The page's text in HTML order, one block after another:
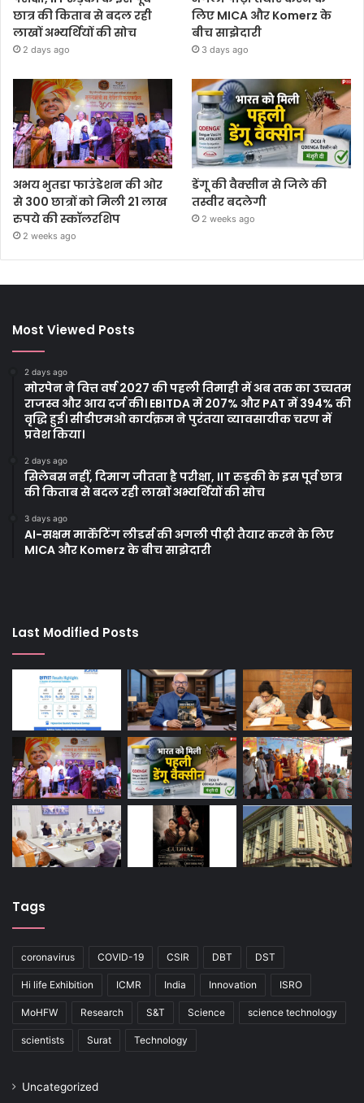
छात्र की किताब से बदल रही
लाखों अभ्यर्थियों की सोच
2 days ago
लिए MICA और Komerz के
बीच साझेदारी
3 days ago
अभय भुतडा फाउंडेशन की ओर
से 300 छात्रों को मिली 21 लाख
रुपये की स्कॉलरशिप
2 weeks ago
डेंगू की वैक्सीन से जिले की
तस्वीर बदलेगी
2 weeks ago
Most Viewed Posts
2 days ago
मोरपेन ने वित्त वर्ष 2027 की पहली तिमाही में अब तक का उच्चतम
राजस्व और आय दर्ज की। EBITDA में 207% और PAT में 394% की
वृद्धि हुई। सीडीएमओ कार्यक्रम ने पुरंतया व्यावसायीक चरण में
प्रवेश किया।
2 days ago
सिलेबस नहीं, दिमाग जीतता है परीक्षा, IIT रुड़की के इस पूर्व छात्र
की किताब से बदल रही लाखों अभ्यर्थियों की सोच
3 days ago
AI-सक्षम मार्केटिंग लीडर्स की अगली पीढ़ी तैयार करने के लिए
MICA और Komerz के बीच साझेदारी
Last Modified Posts
Tags
coronavirus COVID-19 CSIR DBT DST
Hi life Exhibition ICMR India Innovation ISRO
MoHFW Research S&T Science science technology
scientists Surat Technology
Uncategorized